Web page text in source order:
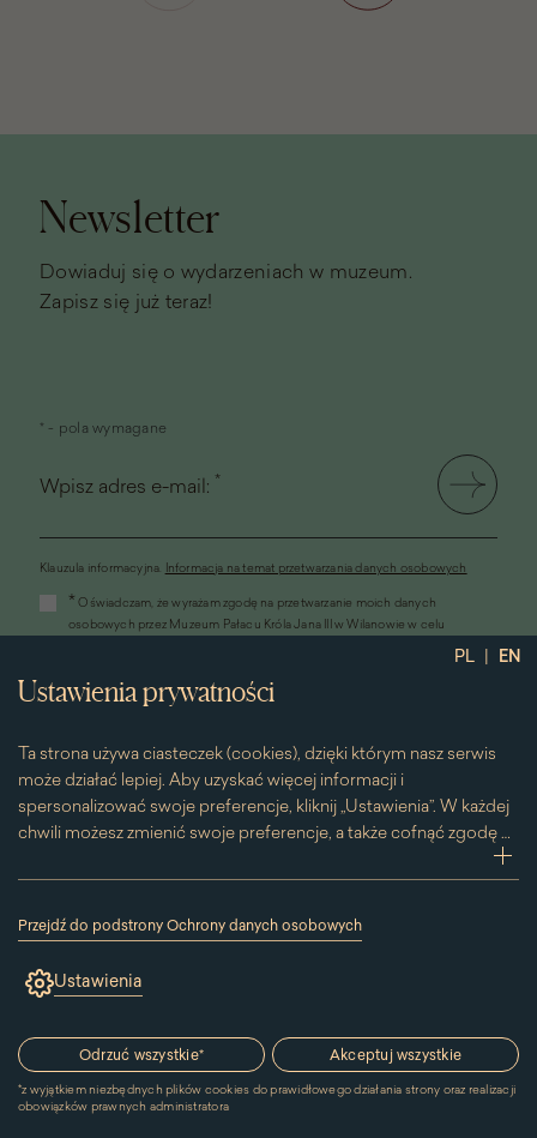
PL | EN
Ustawienia prywatności
Ta strona używa ciasteczek (cookies), dzięki którym nasz serwis
może działać lepiej. Aby uzyskać więcej informacji i
spersonalizować swoje preferencje, kliknij „Ustawienia”. W każdej
chwili możesz zmienić swoje preferencje, a także cofnąć zgodę na
używanie plików cookie. Możesz to zrobić, klikając na podstronę
„Cookies” znajdującą się w stopce.
Przesuwając suwak w prawą stronę aktywujesz zgodę na
konkretne ciasteczko. Przesuwając suwak w lewą stronę
wyłączasz taką zgodę.
Przejdź do podstrony Ochrony danych osobowych
(link
się
oknie)
Ustawienia
Odrzuć wszystkie*
*z wyjątkiem niezbędnych plików cookies do prawidłowego działania strony oraz realizacji
obowiązków prawnych administratora
Akceptuj wszystkie
Stopka
Newsletter
Dowiaduj się o wydarzeniach w muzeum.
Zapisz się już teraz!
* - pola wymagane
Wpisz adres e-mail: *
Klauzula informacyjna. Informacja na temat przetwarzania danych osobowych
otworzy
się
oknie)
* Oświadczam, że wyrażam zgodę na przetwarzanie moich danych
osobowych przez Muzeum Pałacu Króla Jana III w Wilanowie w celu
Wilanowie informacji handlowych drogą elektroniczną, w tym z
Kontakt
MUZEUM PAŁACU